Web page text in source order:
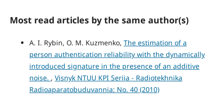
Most read articles by the same author(s)
A. I. Rybin, O. M. Kuzmenko, The estimation of a
person authentication reliability with the dynamically
introduced signature in the presence of an additive
noise. , Visnyk NTUU KPI Seriia - Radiotekhnika
Radioaparatobuduvannia: No. 40 (2010)